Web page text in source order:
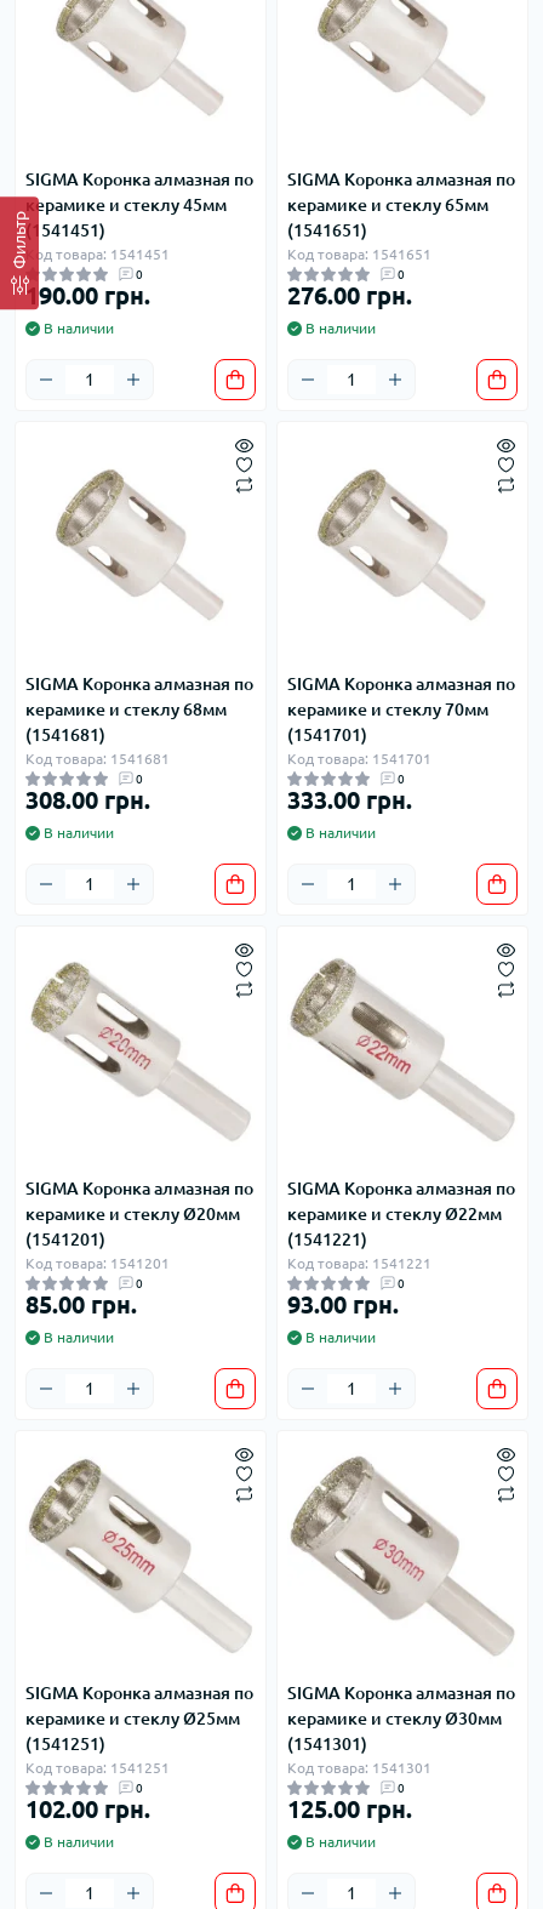
Фильтр
SIGMA Коронка алмазная по
керамике и стеклу 45мм
(1541451)
Код товара: 1541451
0
190.00 грн.
В наличии
SIGMA Коронка алмазная по
керамике и стеклу 65мм
(1541651)
Код товара: 1541651
0
276.00 грн.
В наличии
SIGMA Коронка алмазная по
керамике и стеклу 68мм
(1541681)
Код товара: 1541681
0
308.00 грн.
В наличии
SIGMA Коронка алмазная по
керамике и стеклу 70мм
(1541701)
Код товара: 1541701
0
333.00 грн.
В наличии
SIGMA Коронка алмазная по
керамике и стеклу Ø20мм
(1541201)
Код товара: 1541201
0
85.00 грн.
В наличии
SIGMA Коронка алмазная по
керамике и стеклу Ø22мм
(1541221)
Код товара: 1541221
0
93.00 грн.
В наличии
SIGMA Коронка алмазная по
керамике и стеклу Ø25мм
(1541251)
Код товара: 1541251
0
102.00 грн.
В наличии
SIGMA Коронка алмазная по
керамике и стеклу Ø30мм
(1541301)
Код товара: 1541301
0
125.00 грн.
В наличии